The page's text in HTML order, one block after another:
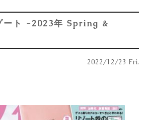
ート -2023年 Spring &
2022/12/23 Fri.